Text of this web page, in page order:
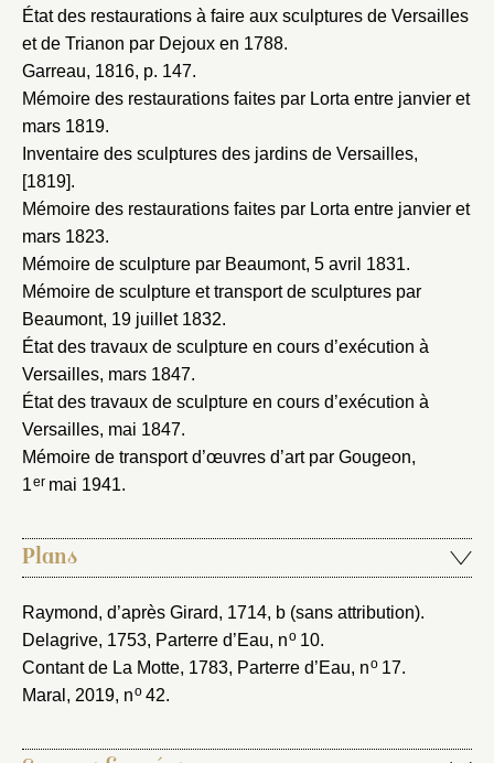
État des restaurations à faire aux sculptures de Versailles
et de Trianon par Dejoux en 1788.
Garreau, 1816, p. 147.
Mémoire des restaurations faites par Lorta entre janvier et
mars 1819.
Inventaire des sculptures des jardins de Versailles,
[1819].
Mémoire des restaurations faites par Lorta entre janvier et
mars 1823.
Mémoire de sculpture par Beaumont, 5 avril 1831.
Mémoire de sculpture et transport de sculptures par
Beaumont, 19 juillet 1832.
État des travaux de sculpture en cours d’exécution à
Versailles, mars 1847.
État des travaux de sculpture en cours d’exécution à
Versailles, mai 1847.
Mémoire de transport d’œuvres d’art par Gougeon,
1ermai 1941.
Plans
Raymond, d’après Girard, 1714, b (sans attribution).
Delagrive, 1753, Parterre d’Eau, no10.
Contant de La Motte, 1783, Parterre d’Eau, no17.
Maral, 2019, no42.